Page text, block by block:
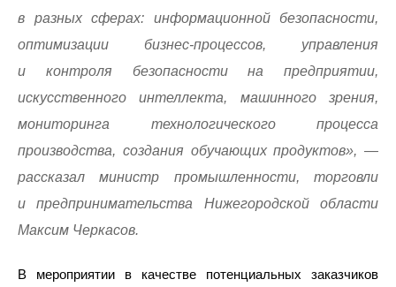
в разных сферах: информационной безопасности,
оптимизации бизнес-процессов, управления
и контроля безопасности на предприятии,
искусственного интеллекта, машинного зрения,
мониторинга технологического процесса
производства, создания обучающих продуктов», —
рассказал министр промышленности, торговли
и предпринимательства Нижегородской области
Максим Черкасов.
В мероприятии в качестве потенциальных заказчиков